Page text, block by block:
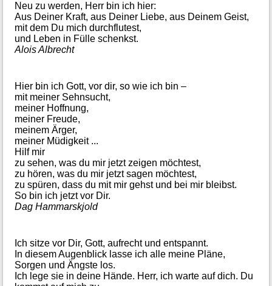
Neu zu werden, Herr bin ich hier:
Aus Deiner Kraft, aus Deiner Liebe, aus Deinem Geist,
mit dem Du mich durchflutest,
und Leben in Fülle schenkst.
Alois Albrecht
Hier bin ich Gott, vor dir, so wie ich bin –
mit meiner Sehnsucht,
meiner Hoffnung,
meiner Freude,
meinem Ärger,
meiner Müdigkeit ...
Hilf mir
zu sehen, was du mir jetzt zeigen möchtest,
zu hören, was du mir jetzt sagen möchtest,
zu spüren, dass du mit mir gehst und bei mir bleibst.
So bin ich jetzt vor Dir.
Dag Hammarskjold
Ich sitze vor Dir, Gott, aufrecht und entspannt.
In diesem Augenblick lasse ich alle meine Pläne,
Sorgen und Ängste los.
Ich lege sie in deine Hände. Herr, ich warte auf dich. Du